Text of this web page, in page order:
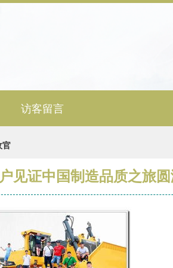
访客留言
官
见证中国制造品质之旅